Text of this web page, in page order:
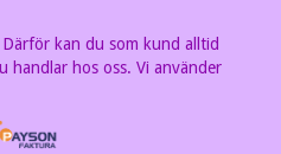
kan du som kund alltid
handlar hos oss. Vi använder